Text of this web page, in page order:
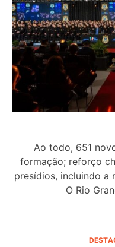
Ao todo, 651
formação; reforço
presídios, incluindo a
O Rio